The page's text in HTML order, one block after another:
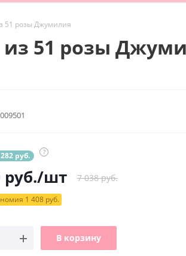
51 розы Джумилия
51 розы
009501
руб. ?
руб./шт 7 038 руб.
1 408 руб.
В корзину